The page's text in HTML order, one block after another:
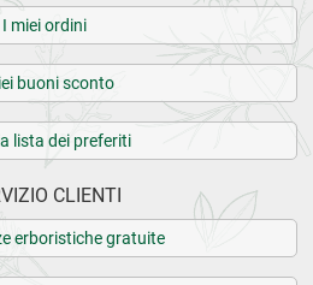
I miei ordini
buoni sconto
lista dei preferiti
CLIENTI
erboristiche gratuite